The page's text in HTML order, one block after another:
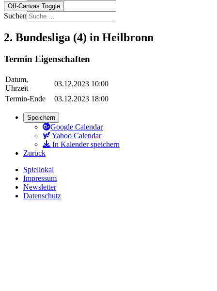
Off-Canvas Toggle
Suchen
2. Bundesliga (4) in Heilbronn
Termin Eigenschaften
Datum,
Uhrzeit
03.12.2023 10:00
Termin-Ende
03.12.2023 18:00
Speichern
Google Calendar
Yahoo Calendar
In Kalender speichern
Zurück
Spiellokal
Impressum
Newsletter
Datenschutz